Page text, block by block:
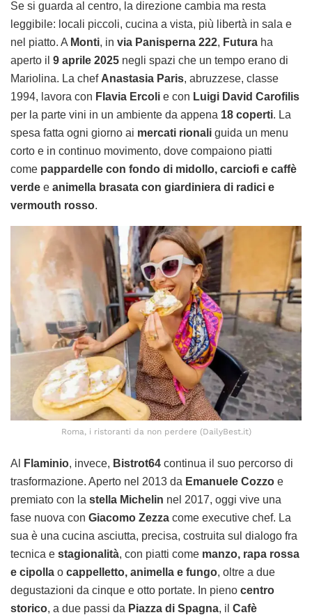
Se si guarda al centro, la direzione cambia ma resta
leggibile: locali piccoli, cucina a vista, più libertà in sala e
nel piatto. A Monti, in via Panisperna 222, Futura ha
aperto il 9 aprile 2025 negli spazi che un tempo erano di
Mariolina. La chef Anastasia Paris, abruzzese, classe
1994, lavora con Flavia Ercoli e con Luigi David Carofilis
per la parte vini in un ambiente da appena 18 coperti. La
spesa fatta ogni giorno ai mercati rionali guida un menu
corto e in continuo movimento, dove compaiono piatti
come pappardelle con fondo di midollo, carciofi e caffè
verde e animella brasata con giardiniera di radici e
vermouth rosso.
Roma, i ristoranti da non perdere (DailyBest.it)
Al Flaminio, invece, Bistrot64 continua il suo percorso di
trasformazione. Aperto nel 2013 da Emanuele Cozzo e
premiato con la stella Michelin nel 2017, oggi vive una
fase nuova con Giacomo Zezza come executive chef. La
sua è una cucina asciutta, precisa, costruita sul dialogo fra
tecnica e stagionalità, con piatti come manzo, rapa rossa
e cipolla o cappelletto, animella e fungo, oltre a due
degustazioni da cinque e otto portate. In pieno centro
storico, a due passi da Piazza di Spagna, il Cafè